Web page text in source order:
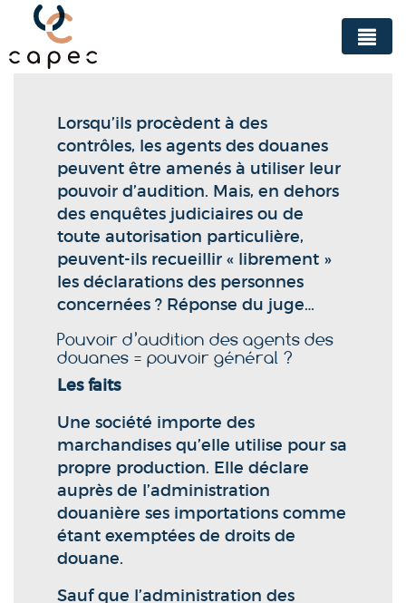
Panneau de gestion des cookies
Lorsqu’ils procèdent à des
contrôles, les agents des douanes
peuvent être amenés à utiliser leur
pouvoir d’audition. Mais, en dehors
des enquêtes judiciaires ou de
toute autorisation particulière,
peuvent-ils recueillir « librement »
les déclarations des personnes
concernées ? Réponse du juge…
Pouvoir d’audition des agents des
douanes = pouvoir général ?
Les faits
Une société importe des
marchandises qu’elle utilise pour sa
propre production. Elle déclare
auprès de l’administration
douanière ses importations comme
étant exemptées de droits de
douane.
Sauf que l’administration des